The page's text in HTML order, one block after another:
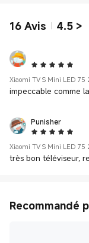
16 Avis 4.5 >
5 Star
Xiaomi TV S Mini LED 75
impeccable comme
Punisher
5 Star
Xiaomi TV S Mini LED 75
très bon téléviseur,
Recommandé